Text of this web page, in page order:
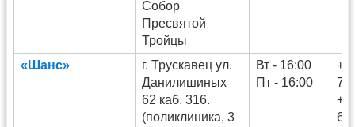
Собор
Пресвятой
Тройцы
«Шанс»
г. Трускавец ул.
Данилишиных
62 каб. 316.
(поликлиника, 3
Вт - 16:00
Пт - 16:00
78
63